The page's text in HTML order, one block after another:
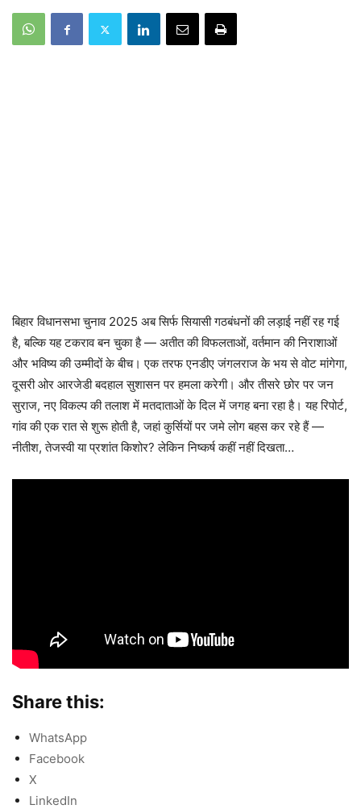
बिहार विधानसभा चुनाव 2025 अब सिर्फ सियासी गठबंधनों की लड़ाई नहीं रह गई
है, बल्कि यह टकराव बन चुका है — अतीत की विफलताओं, वर्तमान की निराशाओं
और भविष्य की उम्मीदों के बीच। एक तरफ एनडीए जंगलराज के भय से वोट मांगेगा,
दूसरी ओर आरजेडी बदहाल सुशासन पर हमला करेगी। और तीसरे छोर पर जन
सुराज, नए विकल्प की तलाश में मतदाताओं के दिल में जगह बना रहा है। यह रिपोर्ट,
गांव की एक रात से शुरू होती है, जहां कुर्सियों पर जमे लोग बहस कर रहे हैं —
नीतीश, तेजस्वी या प्रशांत किशोर? लेकिन निष्कर्ष कहीं नहीं दिखता…
Share this:
WhatsApp
Facebook
X
LinkedIn